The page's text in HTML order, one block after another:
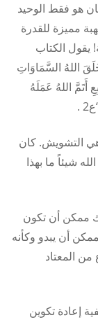
هو فقط الوحيد
مميزة للقدرة
يقول الكتاب
خَلَقَ اللهُ السَّمَاوَاتِ
الْيَوْمِ السَّابِعِ أَتَمَّ اللهُ عَمَلَهُ
.
التشويش. كان
شيئاً ما بهذا
ممكن أن تكون
أن يبدو وكأنه
المعتاد
إعادة تكوين